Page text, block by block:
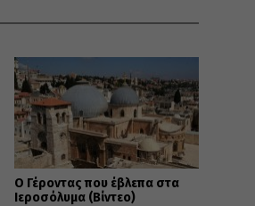
Ο Γέροντας που έβλεπα στα
Ιεροσόλυμα (Βίντεο)